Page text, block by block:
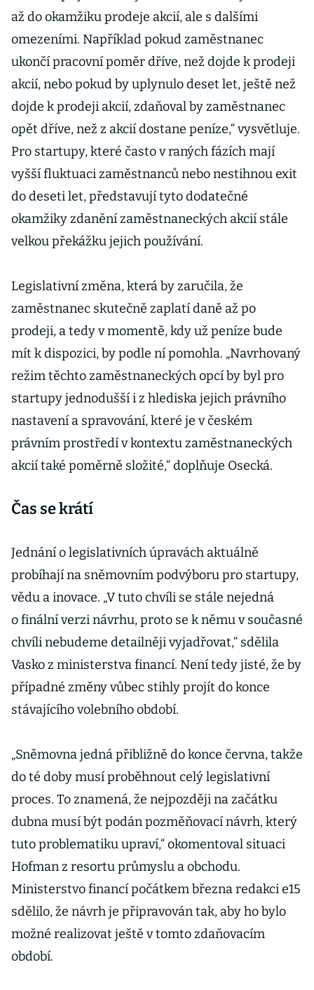
až do okamžiku prodeje akcií, ale s dalšími
omezeními. Například pokud zaměstnanec
ukončí pracovní poměr dříve, než dojde k prodeji
akcií, nebo pokud by uplynulo deset let, ještě než
dojde k prodeji akcií, zdaňoval by zaměstnanec
opět dříve, než z akcií dostane peníze,“ vysvětluje.
Pro startupy, které často v raných fázích mají
vyšší fluktuaci zaměstnanců nebo nestihnou exit
do deseti let, představují tyto dodatečné
okamžiky zdanění zaměstnaneckých akcií stále
velkou překážku jejich používání.
Legislativní změna, která by zaručila, že
zaměstnanec skutečně zaplatí daně až po
prodeji, a tedy v momentě, kdy už peníze bude
mít k dispozici, by podle ní pomohla. „Navrhovaný
režim těchto zaměstnaneckých opcí by byl pro
startupy jednodušší i z hlediska jejich právního
nastavení a spravování, které je v českém
právním prostředí v kontextu zaměstnaneckých
akcií také poměrně složité,“ doplňuje Osecká.
Čas se krátí
Jednání o legislativních úpravách aktuálně
probíhají na sněmovním podvýboru pro startupy,
vědu a inovace. „V tuto chvíli se stále nejedná
o finální verzi návrhu, proto se k němu v současné
chvíli nebudeme detailněji vyjadřovat,“ sdělila
Vasko z ministerstva financí. Není tedy jisté, že by
případné změny vůbec stihly projít do konce
stávajícího volebního období.
„Sněmovna jedná přibližně do konce června, takže
do té doby musí proběhnout celý legislativní
proces. To znamená, že nejpozději na začátku
dubna musí být podán pozměňovací návrh, který
tuto problematiku upraví,“ okomentoval situaci
Hofman z resortu průmyslu a obchodu.
Ministerstvo financí počátkem března redakci e15
sdělilo, že návrh je připravován tak, aby ho bylo
možné realizovat ještě v tomto zdaňovacím
období.